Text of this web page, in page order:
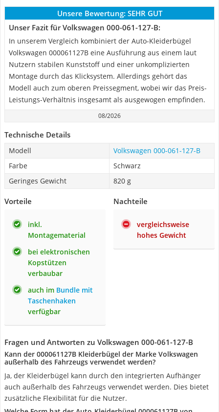
Unsere Bewertung: SEHR GUT
Unser Fazit für Volkswagen 000-061-127-B:
In unserem Vergleich kombiniert der Auto-Kleiderbügel
Volkswagen 000061127B eine Ausführung aus einem laut
Nutzern stabilen Kunststoff und einer unkomplizierten
Montage durch das Klicksystem. Allerdings gehört das
Modell auch zum oberen Preissegment, wobei wir das Preis-
Leistungs-Verhältnis insgesamt als ausgewogen empfinden.
08/2026
Technische Details
Modell
Volkswagen 000-061-127-B
Farbe
Schwarz
Geringes Gewicht
820 g
Vorteile
inkl.
Montagematerial
bei elektronischen
Kopstützen
verbaubar
auch im Bundle mit
Taschenhaken
verfügbar
Nachteile
vergleichsweise
hohes Gewicht
Fragen und Antworten zu Volkswagen 000-061-127-B
Kann der 000061127B Kleiderbügel der Marke Volkswagen
außerhalb des Fahrzeugs verwendet werden?
Ja, der Kleiderbügel kann durch den integrierten Aufhänger
auch außerhalb des Fahrzeugs verwendet werden. Dies bietet
zusätzliche Flexibilität für die Nutzer.